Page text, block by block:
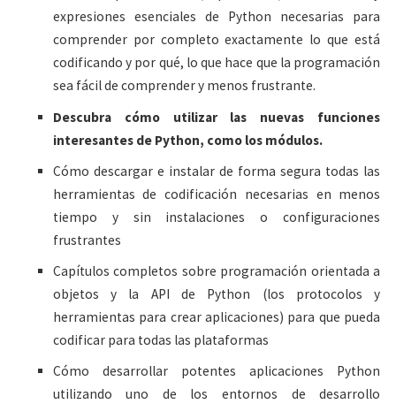
expresiones esenciales de Python necesarias para
comprender por completo exactamente lo que está
codificando y por qué, lo que hace que la programación
sea fácil de comprender y menos frustrante.
Descubra cómo utilizar las nuevas funciones
interesantes de Python, como los módulos.
Cómo descargar e instalar de forma segura todas las
herramientas de codificación necesarias en menos
tiempo y sin instalaciones o configuraciones
frustrantes
Capítulos completos sobre programación orientada a
objetos y la API de Python (los protocolos y
herramientas para crear aplicaciones) para que pueda
codificar para todas las plataformas
Cómo desarrollar potentes aplicaciones Python
utilizando uno de los entornos de desarrollo